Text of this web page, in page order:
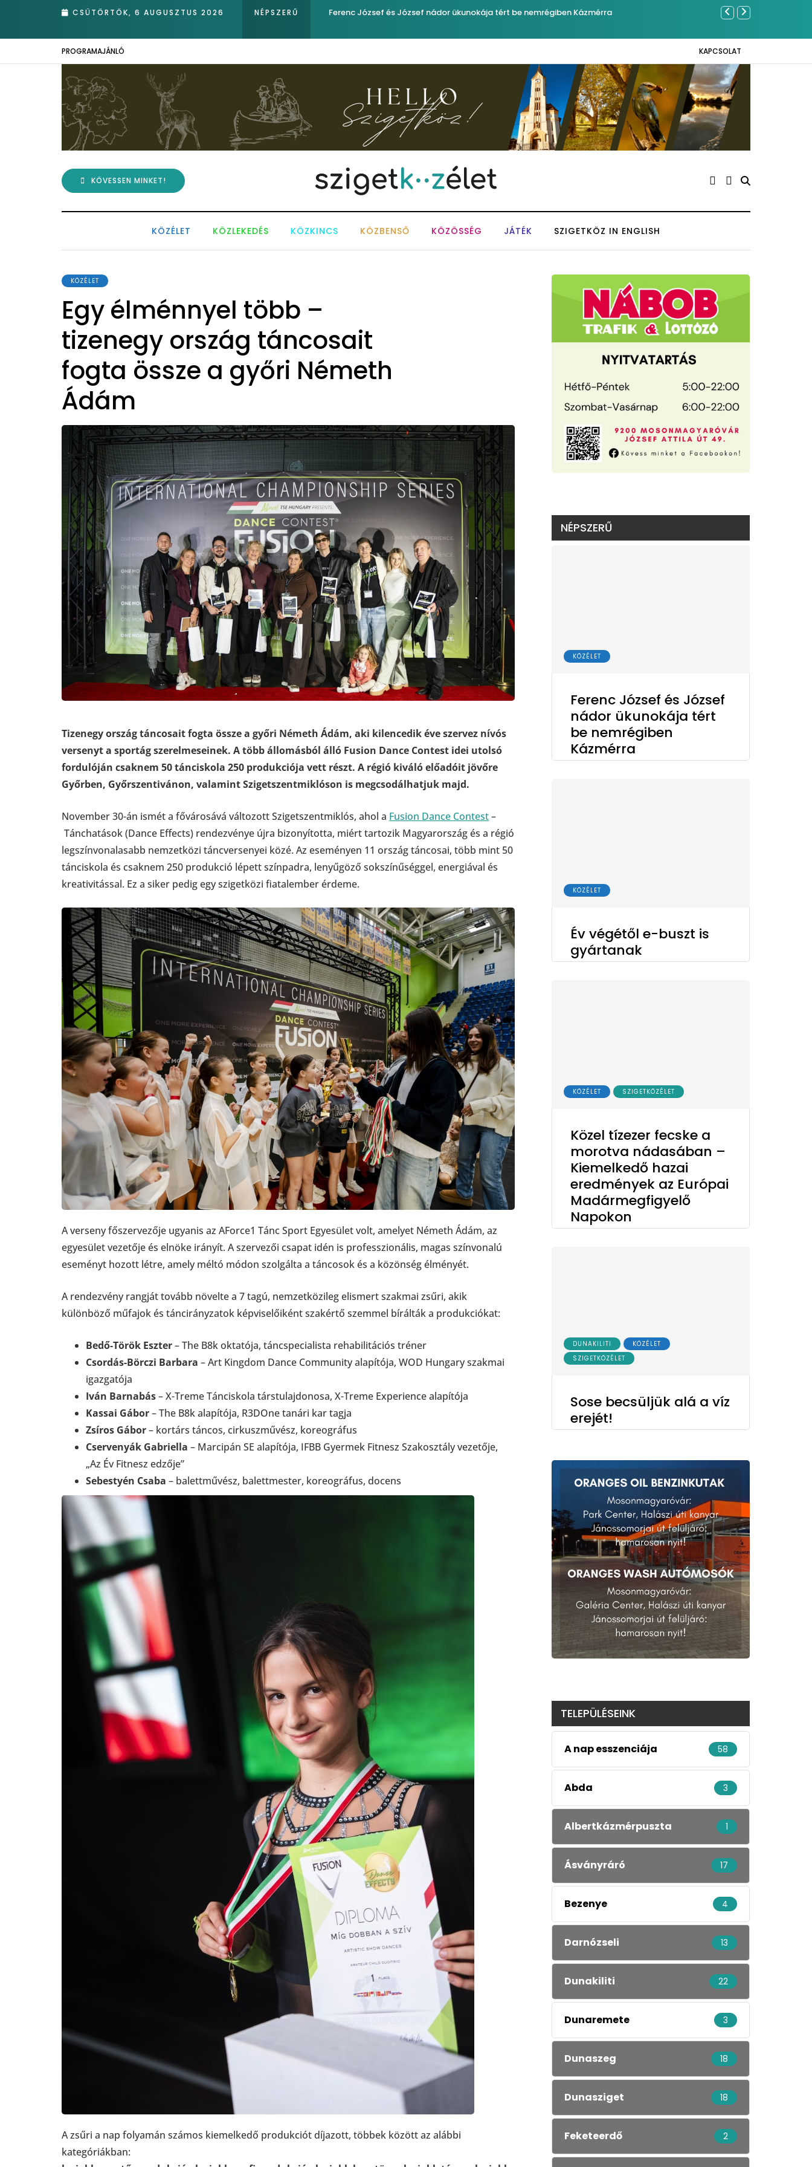
CSÜTÖRTÖK, 6 AUGUSZTUS 2026 NÉPSZERŰ
ükunokája tért be nemrégiben Kázmérra Év végétől e-buszt is gyártanak
PROGRAMAJÁNLÓ KAPCSOLAT
KÖVESSEN MINKET!
KÖZÉLET KÖZLEKEDÉS KÖZKINCS KÖZBENSŐ KÖZÖSSÉG JÁTÉK SZIGETKÖZ IN ENGLISH
KÖZÉLET
Egy élménnyel több –
tizenegy ország táncosait
fogta össze a győri Németh
Ádám
Tizenegy ország táncosait fogta össze a győri Németh Ádám, aki kilencedik éve szervez nívós
versenyt a sportág szerelmeseinek. A több állomásból álló Fusion Dance Contest idei utolsó
fordulóján csaknem 50 tánciskola 250 produkciója vett részt. A régió kiváló előadóit jövőre
Győrben, Győrszentivánon, valamint Szigetszentmiklóson is megcsodálhatjuk majd.
November 30-án ismét a fővárosává változott Szigetszentmiklós, ahol a Fusion Dance Contest–
Tánchatások (Dance Effects) rendezvénye újra bizonyította, miért tartozik Magyarország és a régió
legszínvonalasabb nemzetközi táncversenyei közé. Az eseményen 11 ország táncosai, több mint 50
tánciskola és csaknem 250 produkció lépett színpadra, lenyűgöző sokszínűséggel, energiával és
kreativitással. Ez a siker pedig egy szigetközi fiatalember érdeme.
A verseny főszervezője ugyanis az AForce1 Tánc Sport Egyesület volt, amelyet Németh Ádám, az
egyesület vezetője és elnöke irányít. A szervezői csapat idén is professzionális, magas színvonalú
eseményt hozott létre, amely méltó módon szolgálta a táncosok és a közönség élményét.
A rendezvény rangját tovább növelte a 7 tagú, nemzetközileg elismert szakmai zsűri, akik
különböző műfajok és táncirányzatok képviselőiként szakértő szemmel bírálták a produkciókat:
Bedő-Török Eszter– The B8k oktatója, táncspecialista rehabilitációs tréner
Csordás-Börczi Barbara – Art Kingdom Dance Community alapítója, WOD Hungary szakmai
igazgatója
Iván Barnabás– X-Treme Tánciskola társtulajdonosa, X-Treme Experience alapítója
Kassai Gábor– The B8k alapítója, R3DOne tanári kar tagja
Zsíros Gábor– kortárs táncos, cirkuszművész, koreográfus
Cservenyák Gabriella – Marcipán SE alapítója, IFBB Gyermek Fitnesz Szakosztály vezetője,
„Az Év Fitnesz edzője”
Sebestyén Csaba – balettművész, balettmester, koreográfus, docens
A zsűri a nap folyamán számos kiemelkedő produkciót díjazott, többek között az alábbi
kategóriákban:
NÉPSZERŰ
KÖZÉLET
Ferenc József és József
nádor ükunokája tért
be nemrégiben
Kázmérra
KÖZÉLET
Év végétől e-buszt is
gyártanak
KÖZÉLET SZIGETKÖZÉLET
Közel tízezer fecske a
morotva nádasában –
Kiemelkedő hazai
eredmények az Európai
Madármegfigyelő
Napokon
DUNAKILITI
KÖZÉLET
SZIGETKÖZÉLET
Sose becsüljük alá a víz
erejét!
TELEPÜLÉSEINK
A nap esszenciája 58
Abda 3
Albertkázmérpuszta 1
Ásványráró 17
Bezenye 4
Darnózseli 13
Dunakiliti 22
Dunaremete 3
Dunaszeg 18
Dunasziget 18
Feketeerdő 2